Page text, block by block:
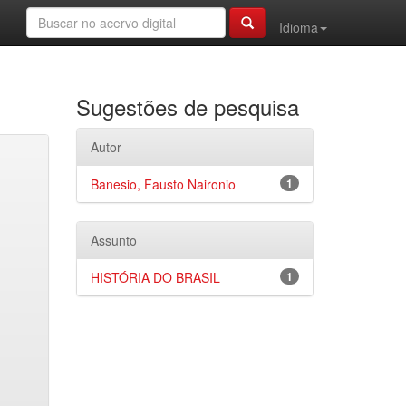
Idioma
Sugestões de pesquisa
Autor
1
Banesio, Fausto Naironio
Assunto
1
HISTÓRIA DO BRASIL